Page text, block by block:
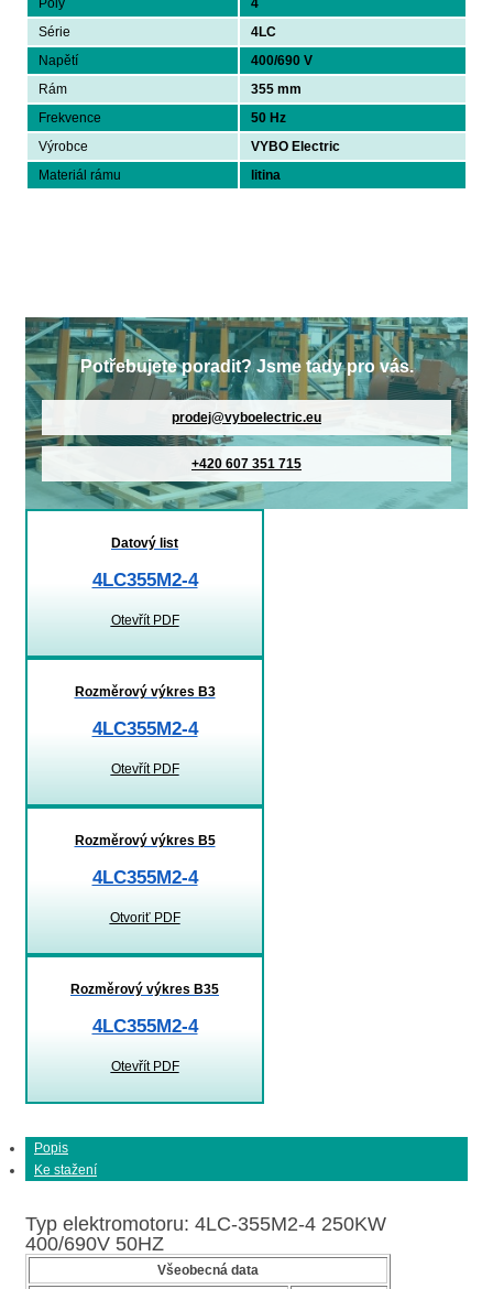
Poly
4
Série
4LC
Napětí
400/690 V
Rám
355 mm
Frekvence
50 Hz
Výrobce
VYBO Electric
Materiál rámu
litina
Potřebujete poradit? Jsme tady pro vás.
prodej@vyboelectric.eu
+420 607 351 715
Datový list
4LC355M2-4
Otevřít PDF
Rozměrový výkres B3
4LC355M2-4
Otevřít PDF
Rozměrový výkres B5
4LC355M2-4
Otvoriť PDF
Rozměrový výkres B35
4LC355M2-4
Otevřít PDF
Popis
Ke stažení
Typ elektromotoru: 4LC-355M2-4 250KW
400/690V 50HZ
Všeobecná data